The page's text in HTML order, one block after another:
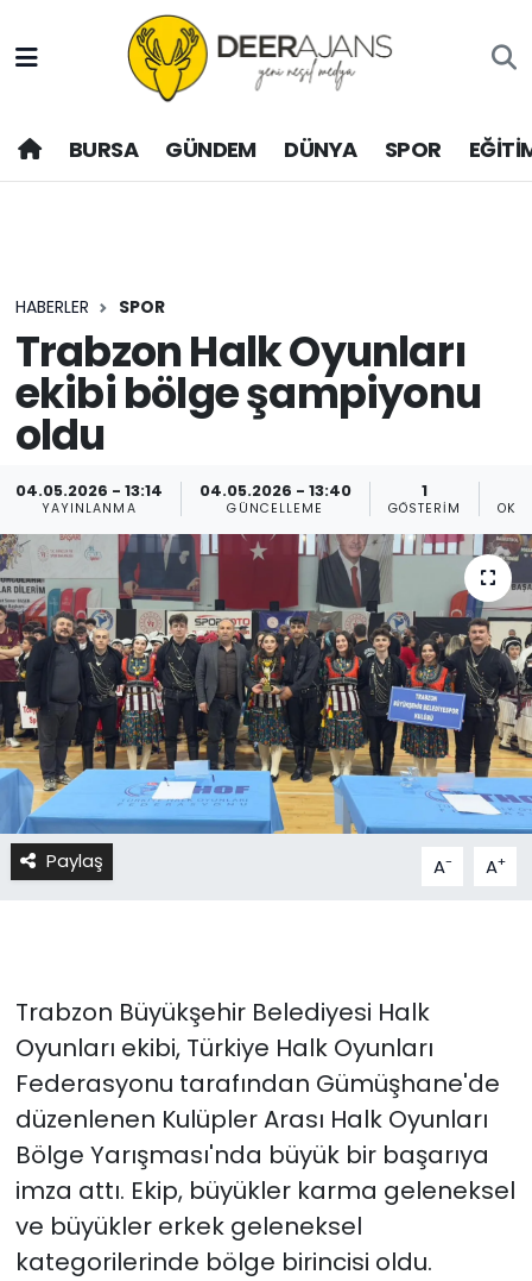
BURSA GÜNDEM DÜNYA SPOR
HABERLER SPOR
Trabzon Halk Oyunları
ekibi bölge şampiyonu
oldu
04.05.2026 - 13:14
YAYINLANMA
04.05.2026 - 13:40
GÜNCELLEME
1
GÖSTERIM
Paylaş A- A+
Trabzon Büyükşehir Belediyesi Halk
Oyunları ekibi, Türkiye Halk Oyunları
Federasyonu tarafından Gümüşhane'de
düzenlenen Kulüpler Arası Halk Oyunları
Bölge Yarışması'nda büyük bir başarıya
imza attı. Ekip, büyükler karma geleneksel
ve büyükler erkek geleneksel
kategorilerinde bölge birincisi oldu.
Hava Durumu
Trafik Durumu
Son Dakika Haberleri
Haber Arşivi